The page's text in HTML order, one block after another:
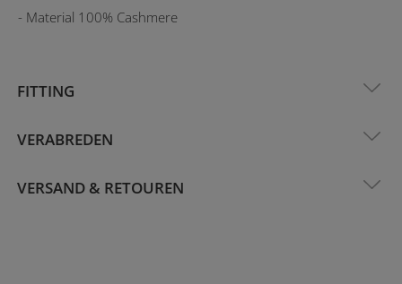
- Material 100% Cashmere
FITTING
VERABREDEN
VERSAND & RETOUREN